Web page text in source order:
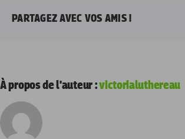
PARTAGEZ AVEC VOS AMIS !
À propos de l'auteur :victorialuthereau